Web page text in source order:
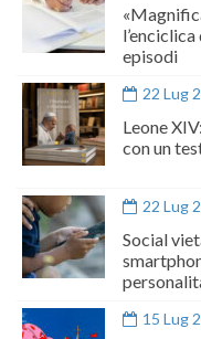
episodi
22 Lug
Leone
con un
22 Lug
Social
15 Lug